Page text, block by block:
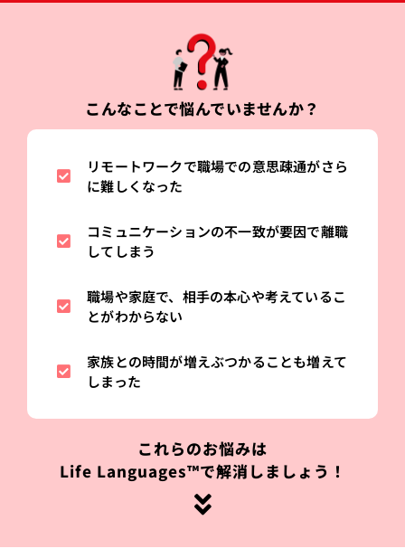
こんなことで悩んでいませんか？
リモートワークで職場での意思疎通がさら
に難しくなった
コミュニケーションの不一致が要因で離職
してしまう
職場や家庭で、相手の本心や考えているこ
とがわからない
家族との時間が増えぶつかることも増えて
しまった
これらのお悩みは
Life Languages™で解消しましょう！